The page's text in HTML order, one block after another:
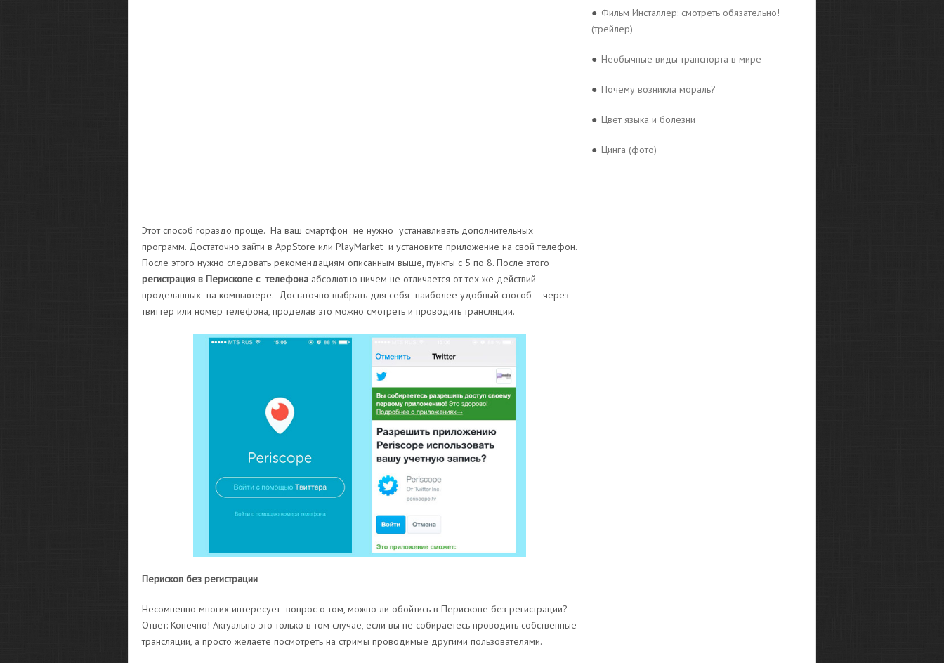
Этот способ гораздо проще. На ваш смартфон не нужно устанавливать дополнительных
программ. Достаточно зайти в AppStore или PlayMarket и установите приложение на свой телефон.
После этого нужно следовать рекомендациям описанным выше, пункты с 5 по 8. После этого
регистрация в Перископе с телефона абсолютно ничем не отличается от тех же действий
проделанных на компьютере. Достаточно выбрать для себя наиболее удобный способ – через
твиттер или номер телефона, проделав это можно смотреть и проводить трансляции.
Перископ без регистрации
Несомненно многих интересует вопрос о том, можно ли обойтись в Перископе без регистрации?
Ответ: Конечно! Актуально это только в том случае, если вы не собираетесь проводить собственные
трансляции, а просто желаете посмотреть на стримы проводимые другими пользователями.
● Фильм Инсталлер: смотреть обязательно!
(трейлер)
● Необычные виды транспорта в мире
● Почему возникла мораль?
● Цвет языка и болезни
● Цинга (фото)